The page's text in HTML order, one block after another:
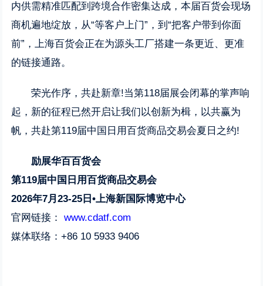
内供需精准匹配到跨境合作密集达成，本届百货会现场
商机遍地绽放，从“等客户上门”，到“把客户带到你面
前”，上海百货会正在为源头工厂搭建一条更近、更准
的链接通路。
荣光作序，共赴新章!当第118届展会闭幕的掌声响
起，新的征程已然开启让我们以创新为楫，以共赢为
帆，共赴第119届中国日用百货商品交易会夏日之约!
励展华百百货会
第119届中国日用百货商品交易会
2026年7月23-25日•上海新国际博览中心
官网链接：www.cdatf.com
媒体联络：+86 10 5933 9406